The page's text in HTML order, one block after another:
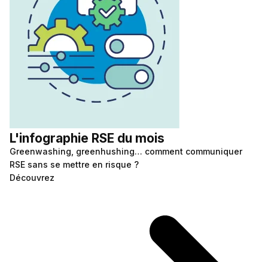
L'infographie RSE du mois
Greenwashing, greenhushing… comment communiquer
RSE sans se mettre en risque ?
Découvrez